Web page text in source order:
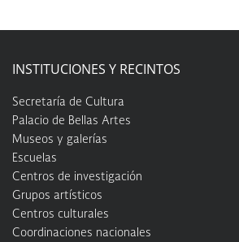
INSTITUCIONES Y RECINTOS
Secretaría de Cultura
Palacio de Bellas Artes
Museos y galerías
Escuelas
Centros de investigación
Grupos artísticos
Centros culturales
Coordinaciones nacionales